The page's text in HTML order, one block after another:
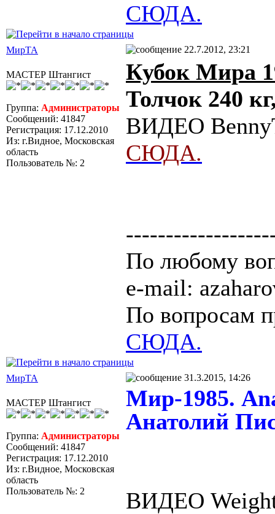
СЮДА.
МирТА 22.7.2012, 23:21
МАСТЕР Штангист
Группа: Администраторы
Сообщений: 41847
Регистрация: 17.12.2010
Из: г.Видное, Московская
область
Пользователь №: 2
Кубок Мира
Толчок 240
ВИДЕО
СЮДА.
По любому
e-mail:
По вопросам
СЮДА.
МирТА 31.3.2015, 14:26
МАСТЕР Штангист
Группа: Администраторы
Сообщений: 41847
Регистрация: 17.12.2010
Из: г.Видное, Московская
область
Пользователь №: 2
Мир-1985.
Анатолий
ВИДЕО